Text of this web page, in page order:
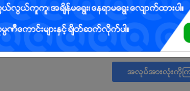
ရန်ကုန်တိုင်း 5 ဦး
ရန်ကုန်တိုင်း 1 ဦး
အလုပ်အားလုံးကိုက